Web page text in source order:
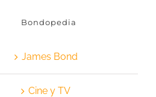
Bondopedia
James Bond
Cine y TV